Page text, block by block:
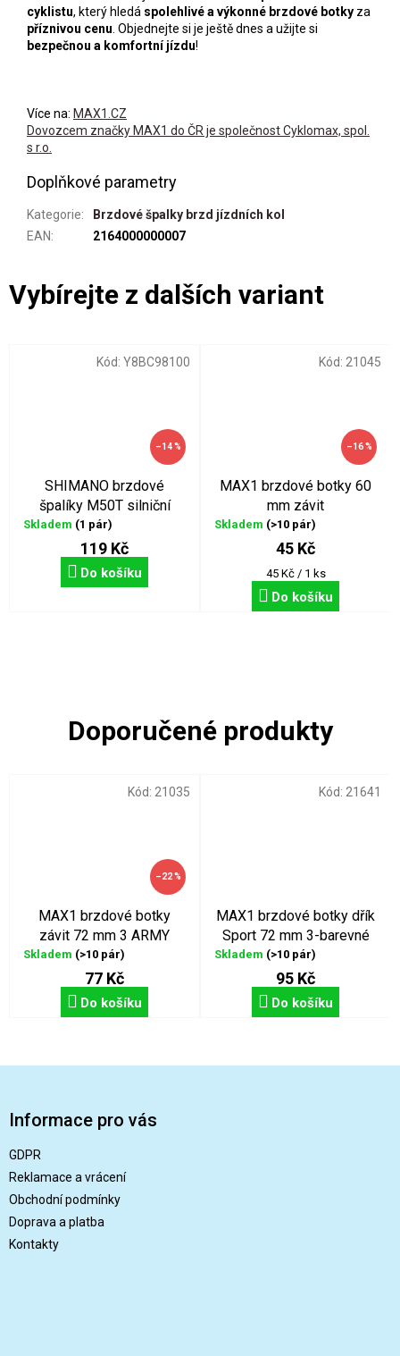
–22 %
MAX1 brzdové botky
závit 72 mm 3 ARMY
Skladem (>10 pár)
77 Kč
Do košíku
Kód: 21035
MAX1 brzdové botky dřík
Sport 72 mm 3-barevné
Skladem (>10 pár)
95 Kč
Do košíku
Kód: 21641
cyklistu, který hledá spolehlivé a výkonné brzdové botky za
příznivou cenu . Objednejte si je ještě dnes a užijte si
bezpečnou a komfortní jízdu!
Více na: MAX1.CZ
Dovozcem značky MAX1 do ČR je společnost Cyklomax, spol.
s r.o.
Doplňkové parametry
Kategorie:
Brzdové špalky brzd jízdních kol
EAN: 2164000000007
–14 %
SHIMANO brzdové
špalíky M50T silniční
Skladem (1 pár)
119 Kč
Do košíku
Kód: Y8BC98100
–16 %
MAX1 brzdové botky 60
mm závit
Skladem (>10 pár)
45 Kč
Měrná
cena:
45 Kč / 1 ks
Do košíku
Kód: 21045
Informace pro vás
GDPR
Reklamace a vrácení
Obchodní podmínky
Doprava a platba
Kontakty